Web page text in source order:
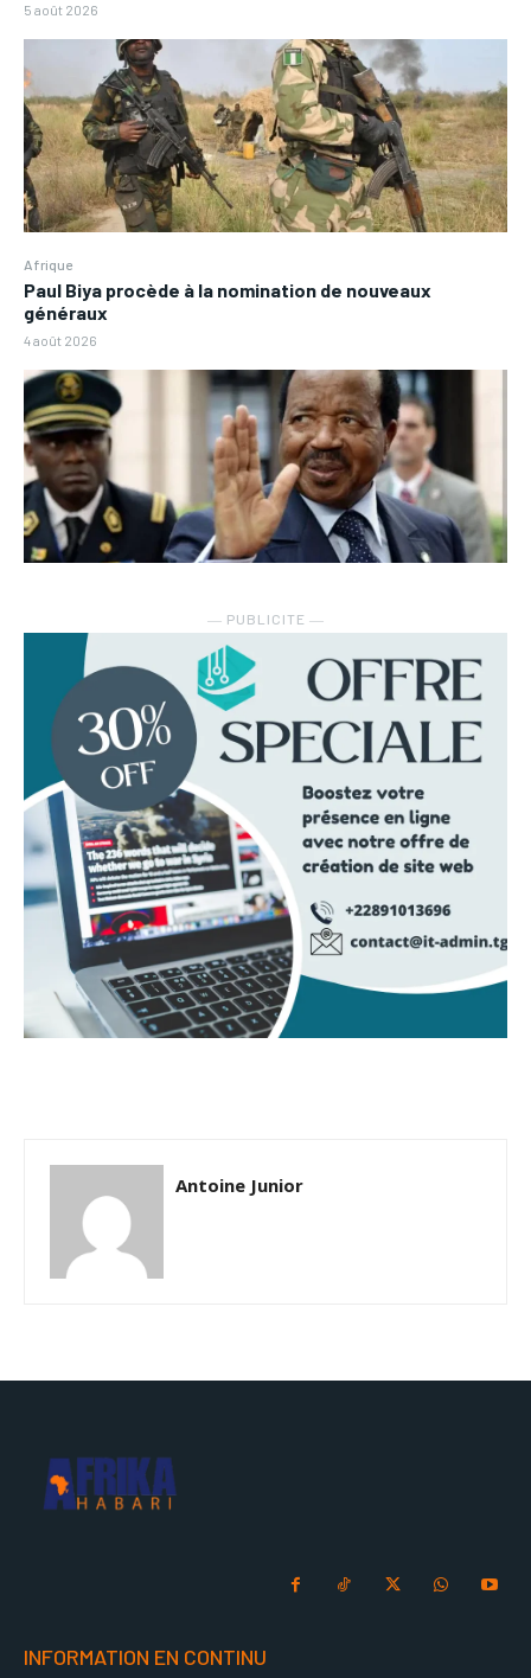
5 août 2026
Afrique
Paul Biya procède à la nomination de nouveaux
généraux
4 août 2026
― PUBLICITE ―
Antoine Junior
INFORMATION EN CONTINU